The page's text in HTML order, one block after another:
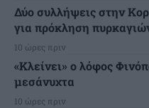
Δύο συλλήψεις στην
για πρόκληση
10 ώρες πριν
«Κλείνει» ο λόφος
μεσάνυχτα
10 ώρες πριν